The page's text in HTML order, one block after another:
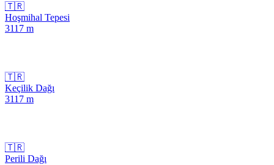
🇹🇷
Hoşmihal Tepesi
3117 m
🇹🇷
Keçilik Dağı
3117 m
🇹🇷
Perili Dağı